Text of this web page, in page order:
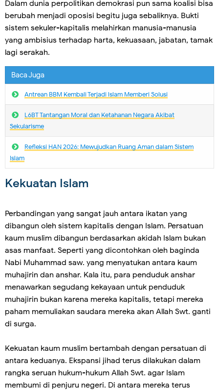
Dalam dunia perpolitikan demokrasi pun sama koalisi bisa
berubah menjadi oposisi begitu juga sebaliknya. Bukti
sistem sekuler-kapitalis melahirkan manusia-manusia
yang ambisius terhadap harta, kekuasaan, jabatan, tamak
lagi serakah.
Baca Juga
Antrean BBM Kembali Terjadi lslam Memberi Solusi
L6BT Tantangan Moral dan Ketahanan Negara Akibat
Sekularisme
Refleksi HAN 2026: Mewujudkan Ruang Aman dalam Sistem
Islam
Kekuatan Islam
Perbandingan yang sangat jauh antara ikatan yang
dibangun oleh sistem kapitalis dengan Islam. Persatuan
kaum muslim dibangun berdasarkan akidah Islam bukan
asas manfaat. Seperti yang dicontohkan oleh baginda
Nabi Muhammad saw. yang menyatukan antara kaum
muhajirin dan anshar. Kala itu, para penduduk anshar
menawarkan segudang kekayaan untuk penduduk
muhajirin bukan karena mereka kapitalis, tetapi mereka
paham memuliakan saudara mereka akan Allah Swt. ganti
di surga.
Kekuatan kaum muslim bertambah dengan persatuan di
antara keduanya. Ekspansi jihad terus dilakukan dalam
rangka seruan hukum-hukum Allah Swt. agar Islam
membumi di penjuru negeri. Di antara mereka terus